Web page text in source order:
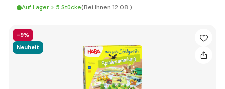
Auf Lager > 5 Stücke(Bei Ihnen 12.08.)
-9%
Neuheit